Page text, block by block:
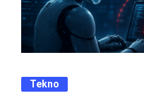
Tekno